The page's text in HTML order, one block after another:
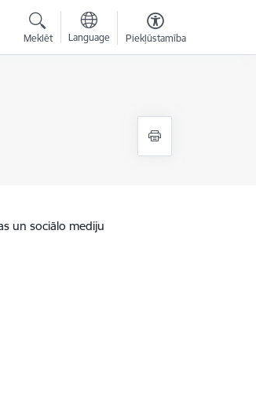
Meklēt Language Piekļūstamība
un sociālo mediju